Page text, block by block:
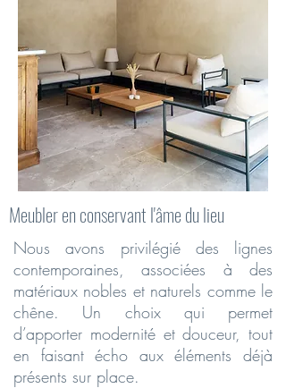
Meubler en conservant l'âme du lieu
Nous avons privilégié des lignes
contemporaines, associées à des
matériaux nobles et naturels comme le
chêne. Un choix qui permet
d’apporter modernité et douceur, tout
en faisant écho aux éléments déjà
présents sur place.